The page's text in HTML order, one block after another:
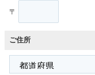
〒
ご住所